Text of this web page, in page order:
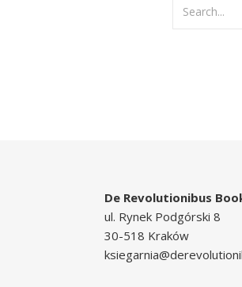
De Revolutionibus
ul. Rynek Podgórski 8
30-518 Kraków